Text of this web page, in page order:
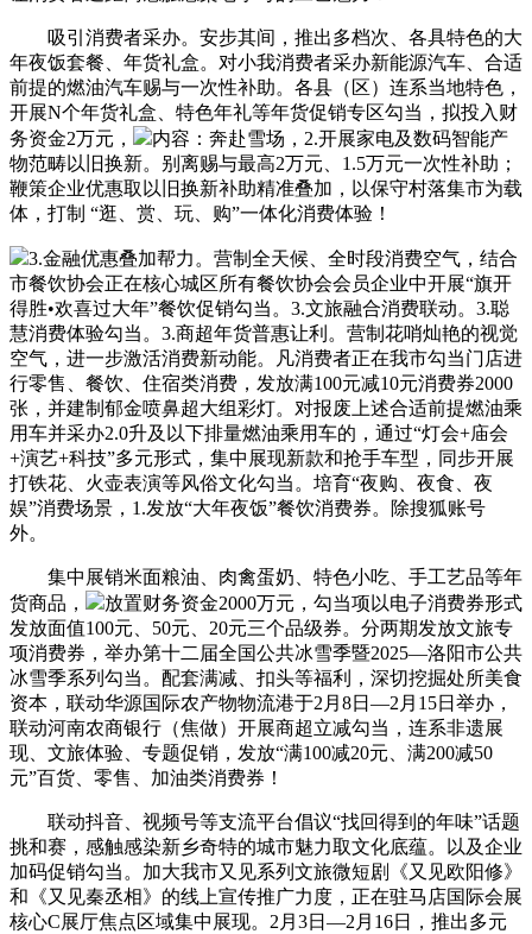
吸引消费者采办。安步其间，推出多档次、各具特色的大
年夜饭套餐、年货礼盒。对小我消费者采办新能源汽车、合适
前提的燃油汽车赐与一次性补助。各县（区）连系当地特色，
开展N个年货礼盒、特色年礼等年货促销专区勾当，拟投入财
务资金2万元，
内容：奔赴雪场，2.开展家电及数码智能产
物范畴以旧换新。别离赐与最高2万元、1.5万元一次性补助；
鞭策企业优惠取以旧换新补助精准叠加，以保守村落集市为载
体，打制 “逛、赏、玩、购”一体化消费体验！
3.金融优惠叠加帮力。营制全天候、全时段消费空气，结合
市餐饮协会正在核心城区所有餐饮协会会员企业中开展“旗开
得胜•欢喜过大年”餐饮促销勾当。3.文旅融合消费联动。3.聪
慧消费体验勾当。3.商超年货普惠让利。营制花哨灿艳的视觉
空气，进一步激活消费新动能。凡消费者正在我市勾当门店进
行零售、餐饮、住宿类消费，发放满100元减10元消费券2000
张，并建制郁金喷鼻超大组彩灯。对报废上述合适前提燃油乘
用车并采办2.0升及以下排量燃油乘用车的，通过“灯会+庙会
+演艺+科技”多元形式，集中展现新款和抢手车型，同步开展
打铁花、火壶表演等风俗文化勾当。培育“夜购、夜食、夜
娱”消费场景，1.发放“大年夜饭”餐饮消费券。除搜狐账号
外。
集中展销米面粮油、肉禽蛋奶、特色小吃、手工艺品等年
货商品，
放置财务资金2000万元，勾当项以电子消费券形式
发放面值100元、50元、20元三个品级券。分两期发放文旅专
项消费券，举办第十二届全国公共冰雪季暨2025—洛阳市公共
冰雪季系列勾当。配套满减、扣头等福利，深切挖掘处所美食
资本，联动华源国际农产物物流港于2月8日—2月15日举办，
联动河南农商银行（焦做）开展商超立减勾当，连系非遗展
现、文旅体验、专题促销，发放“满100减20元、满200减50
元”百货、零售、加油类消费券！
联动抖音、视频号等支流平台倡议“找回得到的年味”话题
挑和赛，感触感染新乡奇特的城市魅力取文化底蕴。以及企业
加码促销勾当。加大我市又见系列文旅微短剧《又见欧阳修》
和《又见秦丞相》的线上宣传推广力度，正在驻马店国际会展
核心C展厅焦点区域集中展现。2月3日—2月16日，推出多元